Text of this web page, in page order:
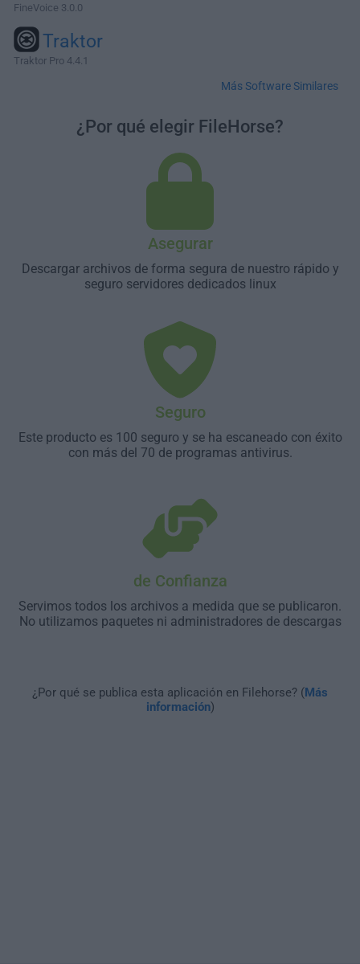
FineVoice 3.0.0
Traktor
Traktor Pro 4.4.1
Más Software Similares
¿Por qué elegir FileHorse?
Asegurar
Descargar archivos de forma segura de nuestro rápido y
seguro servidores dedicados linux
Seguro
Este producto es 100 seguro y se ha escaneado con éxito
con más del 70 de programas antivirus.
de Confianza
Servimos todos los archivos a medida que se publicaron.
No utilizamos paquetes ni administradores de descargas
¿Por qué se publica esta aplicación en Filehorse? (Más
información)